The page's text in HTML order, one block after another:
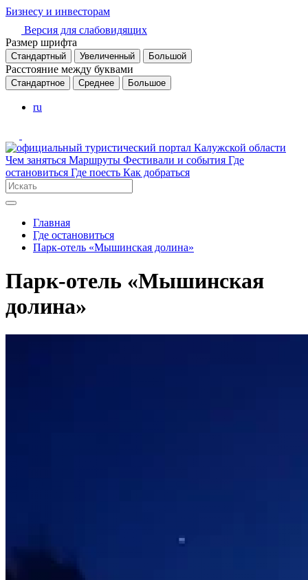
Бизнесу и инвесторам
Версия для слабовидящих
Размер шрифта
Стандартный Увеличенный Большой
Расстояние между буквами
Стандартное Среднее Большое
ru
Чем заняться Маршруты Фестивали и события Где
остановиться Где поесть Как добраться
Главная
Где остановиться
Парк-отель «Мышинская долина»
Парк-отель «Мышинская
долина»